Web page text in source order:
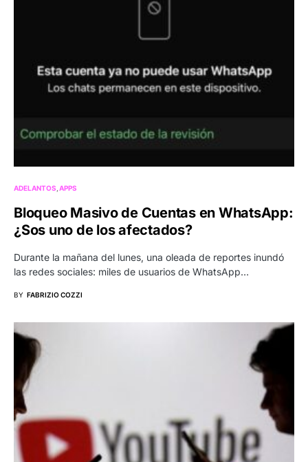
ADELANTOS APPS
Bloqueo Masivo de Cuentas en WhatsApp:
¿Sos uno de los afectados?
Durante la mañana del lunes, una oleada de reportes inundó
las redes sociales: miles de usuarios de WhatsApp…
BY FABRIZIO COZZI